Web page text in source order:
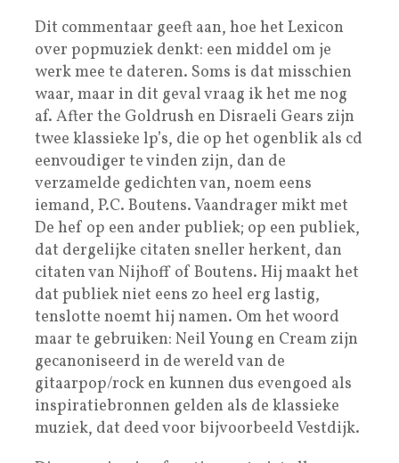
Dit commentaar geeft aan, hoe het Lexicon
over popmuziek denkt: een middel om je
werk mee te dateren. Soms is dat misschien
waar, maar in dit geval vraag ik het me nog
af. After the Goldrush en Disraeli Gears zijn
twee klassieke lp’s, die op het ogenblik als cd
eenvoudiger te vinden zijn, dan de
verzamelde gedichten van, noem eens
iemand, P.C. Boutens. Vaandrager mikt met
De hef op een ander publiek; op een publiek,
dat dergelijke citaten sneller herkent, dan
citaten van Nijhoff of Boutens. Hij maakt het
dat publiek niet eens zo heel erg lastig,
tenslotte noemt hij namen. Om het woord
maar te gebruiken: Neil Young en Cream zijn
gecanoniseerd in de wereld van de
gitaarpop/rock en kunnen dus evengoed als
inspiratiebronnen gelden als de klassieke
muziek, dat deed voor bijvoorbeeld Vestdijk.